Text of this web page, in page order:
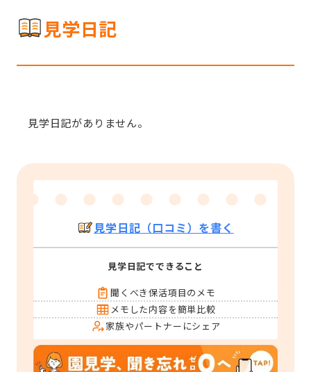
見学日記
見学日記がありません。
見学日記（口コミ）を書く
見学日記でできること
聞くべき保活項目のメモ
メモした内容を簡単比較
家族やパートナーにシェア